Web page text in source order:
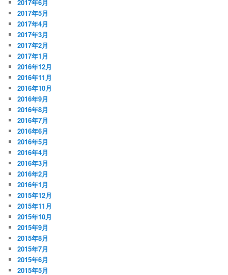
2017年6月
2017年5月
2017年4月
2017年3月
2017年2月
2017年1月
2016年12月
2016年11月
2016年10月
2016年9月
2016年8月
2016年7月
2016年6月
2016年5月
2016年4月
2016年3月
2016年2月
2016年1月
2015年12月
2015年11月
2015年10月
2015年9月
2015年8月
2015年7月
2015年6月
2015年5月